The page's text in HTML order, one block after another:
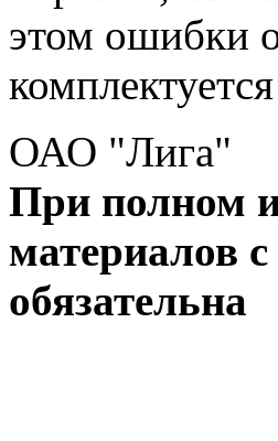
этом ошибки
ОАО "Лига"
При полном
материалов
обязательна